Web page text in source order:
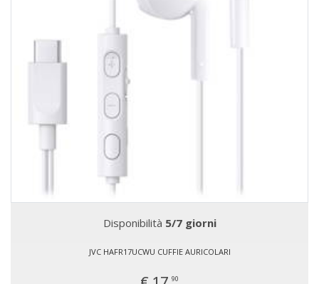
Disponibilità 5/7 giorni
JVC HAFR17UCWU CUFFIE AURICOLARI
90